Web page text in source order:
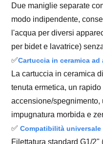
Due maniglie separate
modo indipendente,
l'acqua per diversi
per bidet e lavatrice)
✅Cartuccia in ceramica ad
La cartuccia in ceramica
tenuta ermetica, un
accensione/spegnimento,
impugnatura morbida e
✅Compatibilità universale
Filettatura standard G1/